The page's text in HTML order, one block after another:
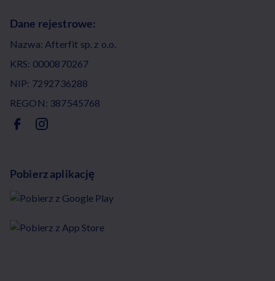
Dane rejestrowe:
Nazwa: Afterfit sp. z o.o.
KRS: 0000870267
NIP: 7292736288
REGON: 387545768
Pobierz aplikację